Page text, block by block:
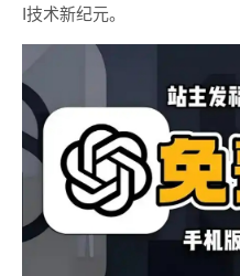
I技术新纪元。